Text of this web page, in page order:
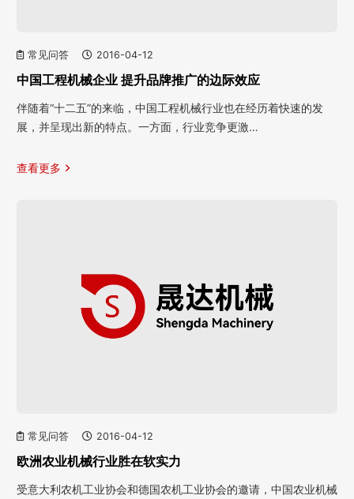
常见问答 2016-04-12
中国工程机械企业 提升品牌推广的边际效应
伴随着“十二五”的来临，中国工程机械行业也在经历着快速的发
展，并呈现出新的特点。一方面，行业竞争更激…
查看更多
常见问答 2016-04-12
欧洲农业机械行业胜在软实力
受意大利农机工业协会和德国农机工业协会的邀请，中国农业机械